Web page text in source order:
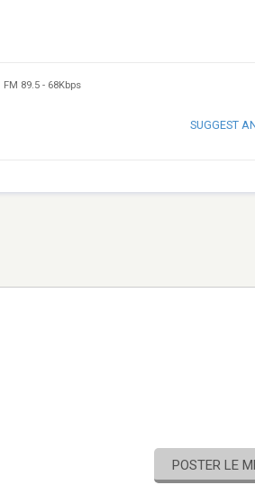
FM 89.5- 68Kbps
SUGGEST
POSTER LE